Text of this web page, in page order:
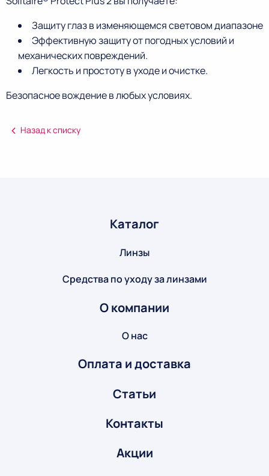
Защиту глаз в изменяющемся световом диапазоне
Эффективную защиту от погодных условий и
механических повреждений.
Легкость и простоту в уходе и очистке.
Безопасное вождение в любых условиях.
Назад к списку
Каталог
Линзы
Средства по уходу за линзами
О компании
О нас
Оплата и доставка
Статьи
Контакты
Акции